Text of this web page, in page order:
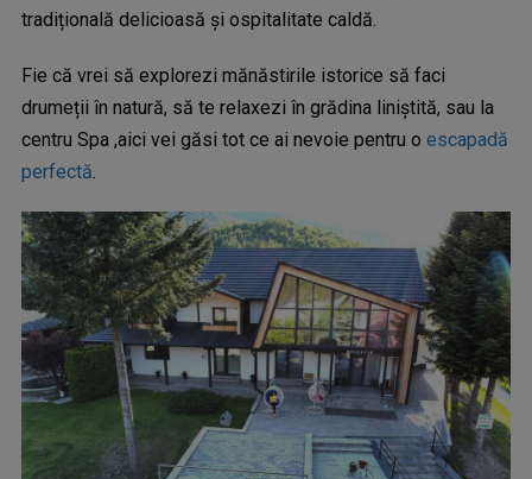
tradițională delicioasă și ospitalitate caldă.
Fie că vrei să explorezi mănăstirile istorice să faci
drumeții în natură, să te relaxezi în grădina liniștită, sau la
centru Spa ,aici vei găsi tot ce ai nevoie pentru o escapadă
perfectă.